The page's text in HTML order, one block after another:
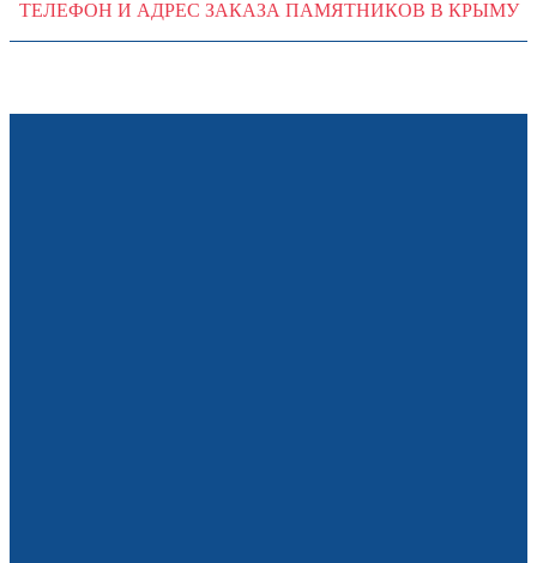
ТЕЛЕФОН И АДРЕС ЗАКАЗА ПАМЯТНИКОВ В КРЫМУ